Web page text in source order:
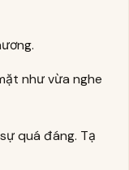
như vừa nghe
quá đáng. Tạ